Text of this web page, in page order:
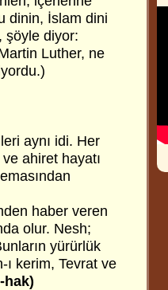
dinin, İslam dini
, şöyle diyor:
Luther, ne
aynı idi. Her
ahiret hayatı
haber veren
olur. Nesh;
yürürlük
ı kerim, Tevrat ve
hak)